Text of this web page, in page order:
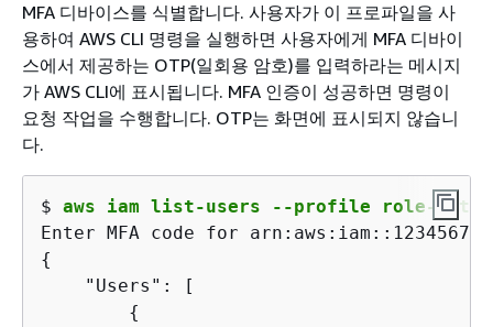
MFA 디바이스를 식별합니다. 사용자가 이 프로파일을 사
용하여 AWS CLI 명령을 실행하면 사용자에게 MFA 디바이
스에서 제공하는 OTP(일회용 암호)를 입력하라는 메시지
가 AWS CLI에 표시됩니다. MFA 인증이 성공하면 명령이
요청 작업을 수행합니다. OTP는 화면에 표시되지 않습니
다.
$ aws iam list-users --profile role-with-
{
    "Users": [
{